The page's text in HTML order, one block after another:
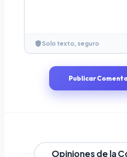
Solo texto, seguro
Publicar
Opiniones de la